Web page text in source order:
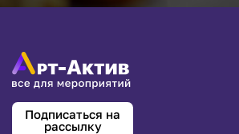
Подписаться на
рассылку